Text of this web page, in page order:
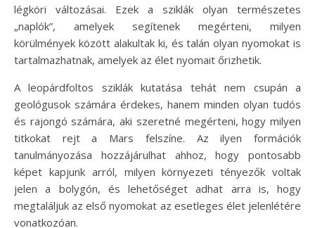
légköri változásai. Ezek a sziklák olyan természetes
„naplók”, amelyek segítenek megérteni, milyen
körülmények között alakultak ki, és talán olyan nyomokat is
tartalmazhatnak, amelyek az élet nyomait őrizhetik.
A leopárdfoltos sziklák kutatása tehát nem csupán a
geológusok számára érdekes, hanem minden olyan tudós
és rajongó számára, aki szeretné megérteni, hogy milyen
titkokat rejt a Mars felszíne. Az ilyen formációk
tanulmányozása hozzájárulhat ahhoz, hogy pontosabb
képet kapjunk arról, milyen környezeti tényezők voltak
jelen a bolygón, és lehetőséget adhat arra is, hogy
megtaláljuk az első nyomokat az esetleges élet jelenlétére
vonatkozóan.